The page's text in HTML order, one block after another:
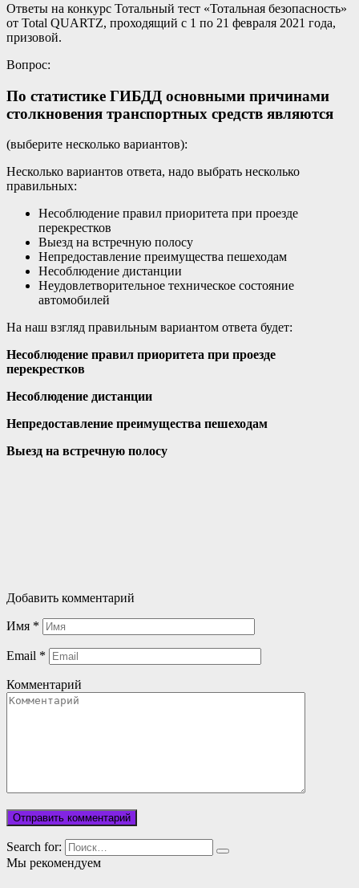
Ответы на конкурс Тотальный тест «Тотальная безопасность»
от Total QUARTZ, проходящий с 1 по 21 февраля 2021 года,
призовой.
Вопрос:
По статистике ГИБДД основными причинами
столкновения транспортных средств являются
(выберите несколько вариантов):
Несколько вариантов ответа, надо выбрать несколько
правильных:
Несоблюдение правил приоритета при проезде
перекрестков
Выезд на встречную полосу
Непредоставление преимущества пешеходам
Несоблюдение дистанции
Неудовлетворительное техническое состояние
автомобилей
На наш взгляд правильным вариантом ответа будет:
Несоблюдение правил приоритета при проезде
перекрестков
Несоблюдение дистанции
Непредоставление преимущества пешеходам
Выезд на встречную полосу
Добавить комментарий
Имя *
Email *
Комментарий
Search for:
Мы рекомендуем